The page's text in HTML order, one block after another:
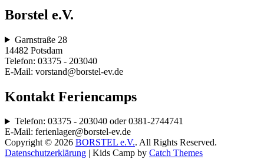
Borstel e.V.
Garnstraße 28
14482 Potsdam
Telefon: 03375 - 203040
E-Mail: vorstand@borstel-ev.de
Kontakt Feriencamps
Telefon: 03375 - 203040 oder 0381-2744741
E-Mail: ferienlager@borstel-ev.de
Copyright © 2026 BORSTEL e.V.. All Rights Reserved.
Datenschutzerklärung
Kids Camp by Catch Themes